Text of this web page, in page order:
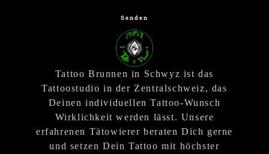
Senden
Tattoo Brunnen in Schwyz ist das
Tattoostudio in der Zentralschweiz, das
Deinen individuellen Tattoo-Wunsch
Wirklichkeit werden lässt. Unsere
erfahrenen Tätowierer beraten Dich gerne
und setzen Dein Tattoo mit höchster